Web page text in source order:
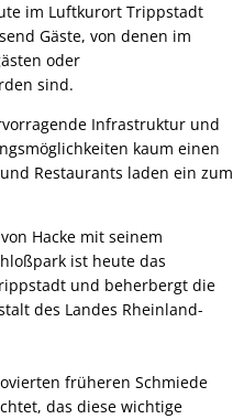
im Luftkurort Trippstadt
Gäste, von denen im
oder
sind.
Infrastruktur und
kaum einen
Restaurants laden ein zum
Hacke mit seinem
ist heute das
und beherbergt die
des Landes Rheinland-
früheren Schmiede
das diese wichtige